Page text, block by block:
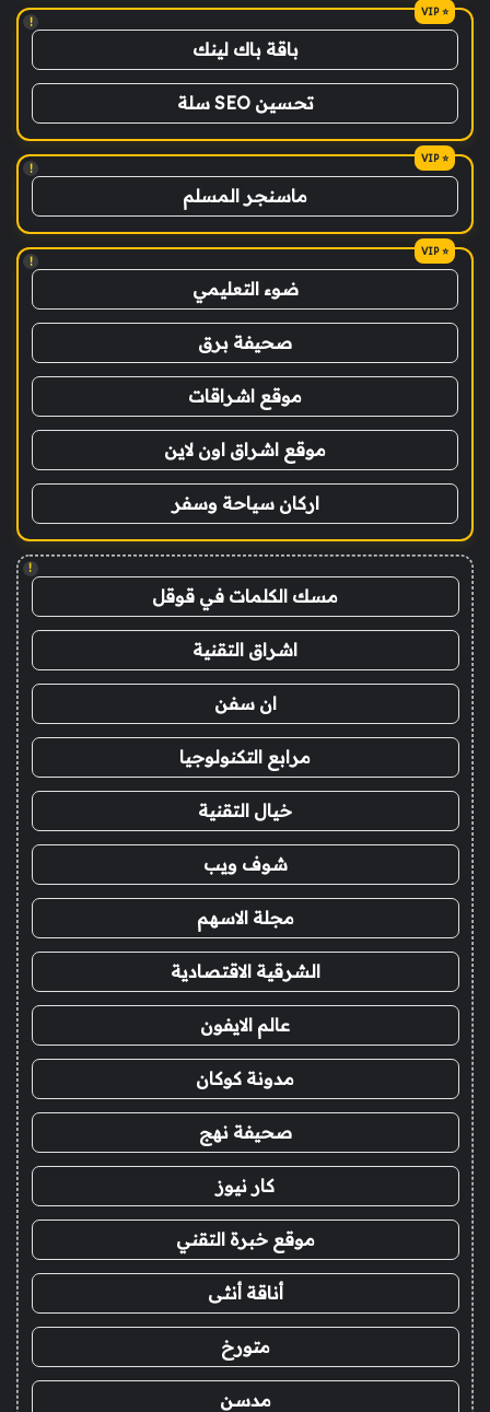
!
باقة باك لينك
تحسين SEO سلة
!
ماسنجر المسلم
!
ضوء التعليمي
صحيفة برق
موقع اشراقات
موقع اشراق اون لاين
اركان سياحة وسفر
!
مسك الكلمات في قوقل
اشراق التقنية
ان سفن
مرابع التكنولوجيا
خيال التقنية
شوف ويب
مجلة الاسهم
الشرقية الاقتصادية
عالم الايفون
مدونة كوكان
صحيفة نهج
كار نيوز
موقع خبرة التقني
أناقة أنثى
متورخ
مدسن